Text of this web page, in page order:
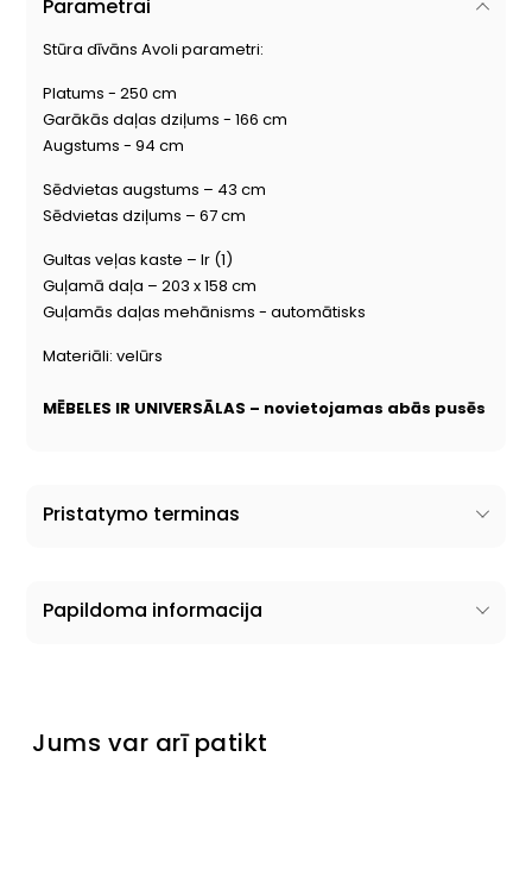
Parametrai
Stūra dīvāns Avoli parametri:
Platums - 250 cm
Garākās daļas dziļums - 166 cm
Augstums - 94 cm
Sēdvietas augstums – 43 cm
Sēdvietas dziļums – 67 cm
Gultas veļas kaste – Ir (1)
Guļamā daļa – 203 x 158 cm
Guļamās daļas mehānisms - automātisks
Materiāli: velūrs
MĒBELES IR UNIVERSĀLAS – novietojamas abās pusēs
Pristatymo terminas
Papildoma informacija
Jums var arī patikt